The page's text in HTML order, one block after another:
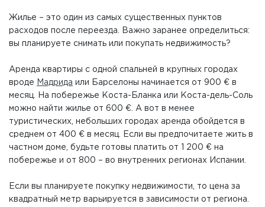
Жилье – это один из самых существенных пунктов
расходов после переезда. Важно заранее определиться:
вы планируете снимать или покупать недвижимость?
Аренда квартиры с одной спальней в крупных городах
вроде
Мадрида или Барселоны начинается от 900 € в
месяц. На побережье Коста-Бланка или Коста-дель-Соль
можно найти жилье от 600 €. А вот в менее
туристических, небольших городах аренда обойдется в
среднем от 400 € в месяц. Если вы предпочитаете жить в
частном доме, будьте готовы платить от 1 200 € на
побережье и от 800 – во внутренних регионах Испании.
Если вы планируете покупку недвижимости, то цена за
квадратный метр варьируется в зависимости от региона.